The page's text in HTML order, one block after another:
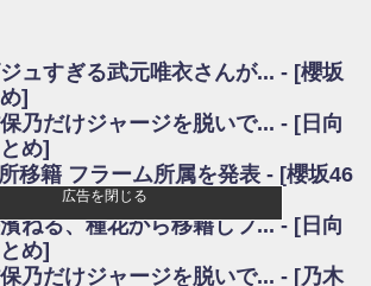
め / 【日向坂46】富田鈴花1st写真集、発売記念記者
とめ / 【日向坂46】河田陽菜卒業の影響、ガチでデ
46のニュース・情報・話題をピックアップ / れなッ
麗奈×遠藤理子、8/6「ラヴィット！」水曜スタジオ出
のまとめ / 【櫻坂46】田村保乃だけジャージを脱いで
とめ / 【日向坂46】若林さん「笑えないぐらい師匠だ
ジュすぎる武元唯衣さんが... - [櫻坂
]
保乃だけジャージを脱いで... - [日向
め]
移籍 フラーム所属を発表 - [櫻坂46
濱ねる、種花から移籍しフ... - [日向
め]
保乃だけジャージを脱いで... - [乃木
広告を閉じる